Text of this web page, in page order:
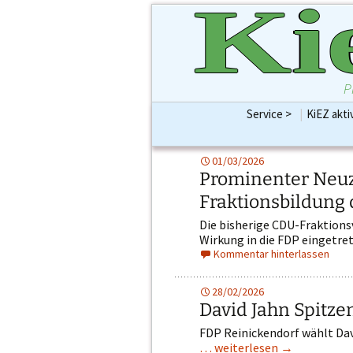
Service >
|
Preise & Größen für
Werbung Ihrer
Aufmerksamkeits-
KiEZ
01/03/2026
Prominenter
Fraktionsbildung
Die bisherige CDU-
Wirkung in die FDP
Kommentar hinterlassen
28/02/2026
David Jahn
FDP Reinickendorf wählt
… weiterlesen →